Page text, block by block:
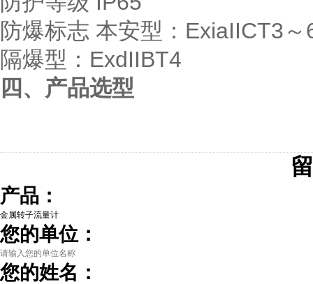
防爆标志 本安型：ExiaIICT3～
隔爆型：ExdIIBT4
四、产品选型
产品：
您的单位：
您的姓名：